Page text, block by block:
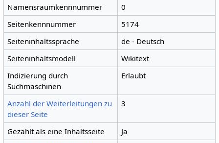
Namensraumkennnummer
0
Seitenkennnummer
5174
Seiteninhaltssprache
de - Deutsch
Seiteninhaltsmodell
Wikitext
Indizierung durch
Suchmaschinen
Erlaubt
Anzahl der Weiterleitungen zu
dieser Seite
3
Gezählt als eine Inhaltsseite
Ja